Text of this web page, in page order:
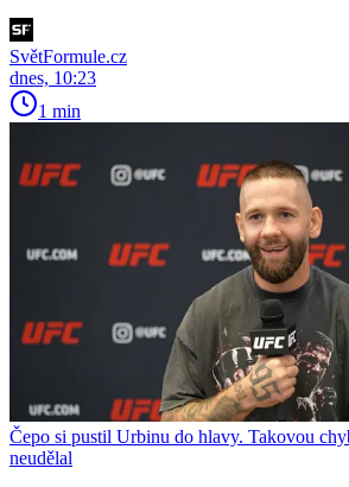
SvětFormule.cz
dnes, 10:23
1 min
Čepo si pustil Urbinu do hlavy. Takovou
neudělal